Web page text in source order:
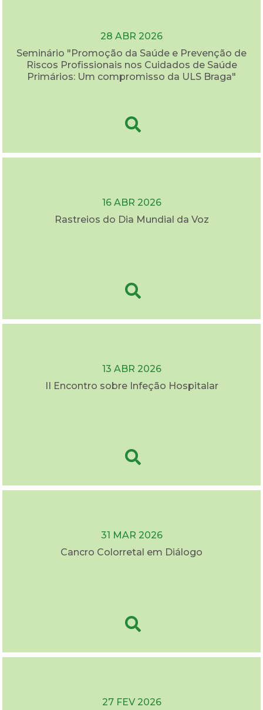
28 ABR 2026
Seminário "Promoção da Saúde e Prevenção de
Riscos Profissionais nos Cuidados de Saúde
Primários: Um compromisso da ULS Braga"
16 ABR 2026
Rastreios do Dia Mundial da Voz
13 ABR 2026
II Encontro sobre Infeção Hospitalar
31 MAR 2026
Cancro Colorretal em Diálogo
27 FEV 2026